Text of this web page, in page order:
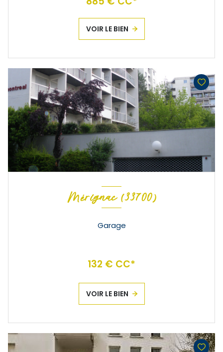
VOIR LE BIEN
Mérignac (33700)
Garage
132 € CC*
VOIR LE BIEN